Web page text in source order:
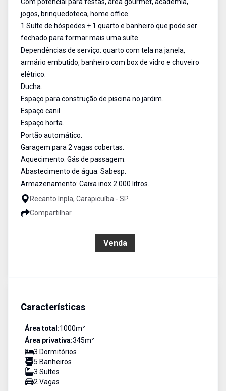
jogos, brinquedoteca, home office.
1 Suíte de hóspedes + 1 quarto e banheiro que pode ser
fechado para formar mais uma suíte.
Dependências de serviço: quarto com tela na janela,
armário embutido, banheiro com box de vidro e chuveiro
elétrico.
Ducha.
Espaço para construção de piscina no jardim.
Espaço canil.
Espaço horta.
Portão automático.
Garagem para 2 vagas cobertas.
Aquecimento: Gás de passagem.
Abastecimento de água: Sabesp.
Armazenamento: Caixa inox 2.000 litros.
Recanto Inpla, Carapicuíba - SP
Compartilhar
Venda
Características
Área total:1000m²
Área privativa:345m²
3 Dormitórios
5 Banheiros
3 Suítes
2 Vagas